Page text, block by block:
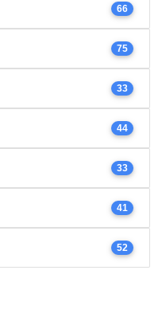
66
75
33
44
33
41
52